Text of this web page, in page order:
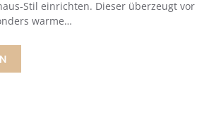
Stil einrichten. Dieser überzeugt vor
warme…